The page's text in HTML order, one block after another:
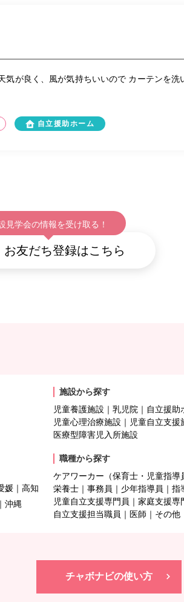
気が良く、風が気持ちいいので カーテンを洗
自立援助ホーム
見学会の情報を受け取る！
お友だち登録はこちら
媛
高知
沖縄
施設から探す
児童養護施設
乳児院 自立援助
児童心理治療施設
児童自立支援
医療型障害児入所施設
職種から探す
ケアワーカー（保育士・児童指導
栄養士
事務員 少年指導員 指
児童自立支援専門員
家庭支援専
自立支援担当職員
医師 その他
チャボナビの使い方